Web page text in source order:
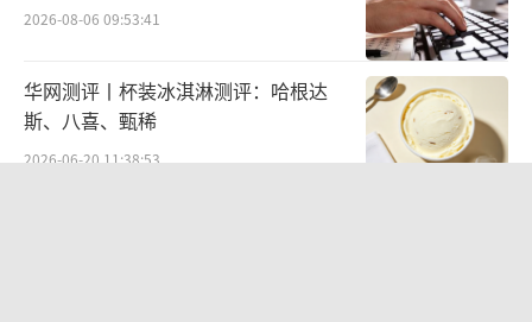
事实上，何享健家族的投资版图，远不止
小米。
2026-08-06 09:53:41
华网测评丨杯装冰淇淋测评：哈根达
斯、八喜、甄稀
2026-06-20 11:38:53